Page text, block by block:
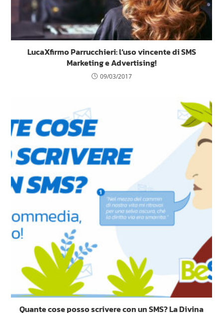
LucaXfirmo Parrucchieri: l’uso vincente di SMS
Marketing e Advertising!
09/03/2017
Quante cose posso scrivere con un SMS? La Divina